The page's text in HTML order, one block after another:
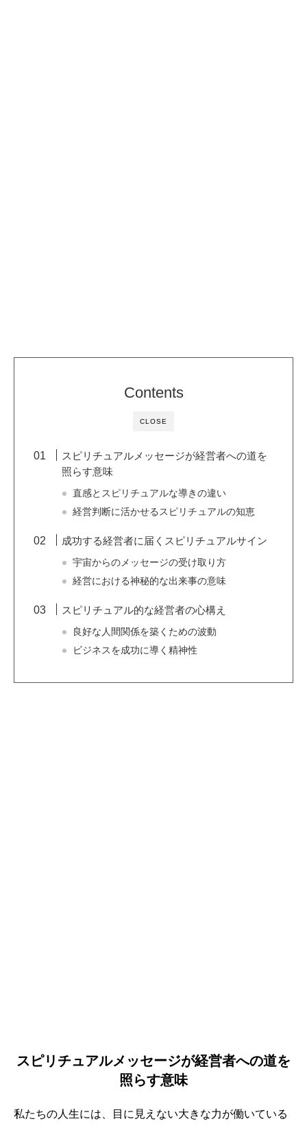
CLOSE
Contents
スピリチュアルメッセージが経営者への道を
照らす意味
直感とスピリチュアルな導きの違い
経営判断に活かせるスピリチュアルの知恵
成功する経営者に届くスピリチュアルサイン
宇宙からのメッセージの受け取り方
経営における神秘的な出来事の意味
スピリチュアル的な経営者の心構え
良好な人間関係を築くための波動
ビジネスを成功に導く精神性
スピリチュアルメッセージが経営者への道を
照らす意味
私たちの人生には、目に見えない大きな力が働いている